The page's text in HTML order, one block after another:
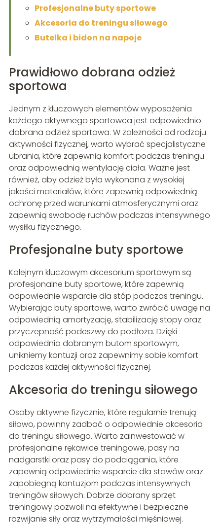
Profesjonalne buty sportowe
Akcesoria do treningu siłowego
Butelka i bidon na napoje
Prawidłowo dobrana odzież
sportowa
Jednym z kluczowych elementów wyposażenia
każdego aktywnego sportowca jest odpowiednio
dobrana odzież sportowa. W zależności od rodzaju
aktywności fizycznej, warto wybrać specjalistyczne
ubrania, które zapewnią komfort podczas treningu
oraz odpowiednią wentylację ciała. Ważne jest
również, aby odzież była wykonana z wysokiej
jakości materiałów, które zapewnią odpowiednią
ochronę przed warunkami atmosferycznymi oraz
zapewnią swobodę ruchów podczas intensywnego
wysiłku fizycznego.
Profesjonalne buty sportowe
Kolejnym kluczowym akcesorium sportowym są
profesjonalne buty sportowe, które zapewnią
odpowiednie wsparcie dla stóp podczas treningu.
Wybierając buty sportowe, warto zwrócić uwagę na
odpowiednią amortyzację, stabilizację stopy oraz
przyczepność podeszwy do podłoża. Dzięki
odpowiednio dobranym butom sportowym,
unikniemy kontuzji oraz zapewnimy sobie komfort
podczas każdej aktywności fizycznej.
Akcesoria do treningu siłowego
Osoby aktywne fizycznie, które regularnie trenują
siłowo, powinny zadbać o odpowiednie akcesoria
do treningu siłowego. Warto zainwestować w
profesjonalne rękawice treningowe, pasy na
nadgarstki oraz pasy do podciągania, które
zapewnią odpowiednie wsparcie dla stawów oraz
zapobiegną kontuzjom podczas intensywnych
treningów siłowych. Dobrze dobrany sprzęt
treningowy pozwoli na efektywne i bezpieczne
rozwijanie siły oraz wytrzymałości mięśniowej.